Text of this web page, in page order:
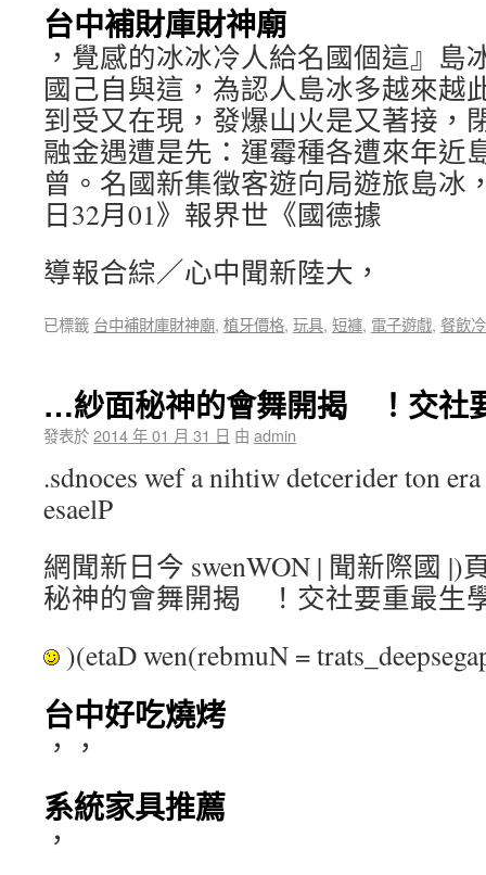
台中補財庫財神廟
，覺感的冰冰冷人給名國個這』島
國己自與這，為認人島冰多越來越
到受又在現，發爆山火是又著接，
融金遇遭是先：運霉種各遭來年近
曾。名國新集徵客遊向局遊旅島冰
日32月01》報界世《國德據
導報合綜／心中聞新陸大，
已標籤 台中補財庫財神廟, 植牙價格, 玩具, 短褲, 電子遊戲, 餐飲
…紗面秘神的會舞開揭 ！交社
發表於2014 年 01 月 31 日 由 admin
.sdnoces wef a nihtiw detcerider ton
esaelP
網聞新日今 swenWON | 聞新際國
秘神的會舞開揭 ！交社要重最生
)(etaD wen(rebmuN =
台中好吃燒烤
，，
系統家具推薦
，